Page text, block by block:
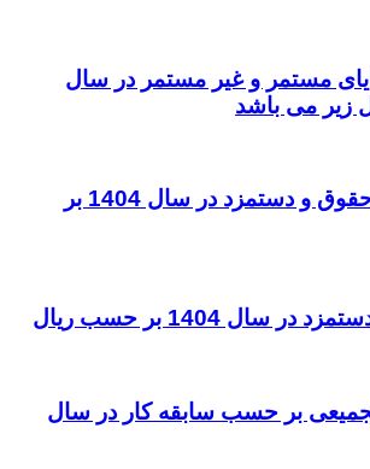
مستمر و غیر مستمر در سال
قیمت تمام شده حقوق و دستمزد در سال 1404 بر
1404 بر حسب ریال
بر حسب سابقه کار در سال